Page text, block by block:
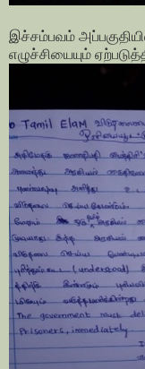
இச்சம்பவம்
எழுச்சியையும்